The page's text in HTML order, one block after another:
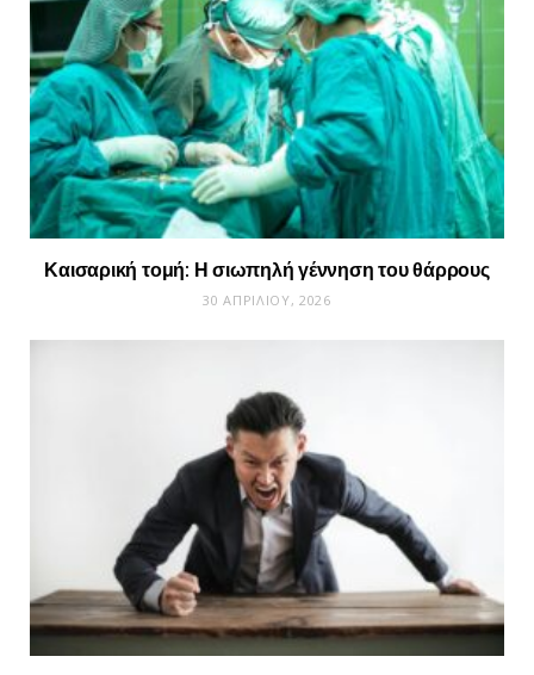
Καισαρική τομή: Η σιωπηλή γέννηση του θάρρους
30 ΑΠΡΙΛΊΟΥ, 2026